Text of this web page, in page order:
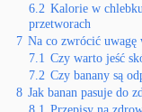
6.2 Kalorie w
przetworach
7 Na co zwrócić uwagę
7.1 Czy warto jeść
7.2 Czy banany są
8 Jak banan pasuje do